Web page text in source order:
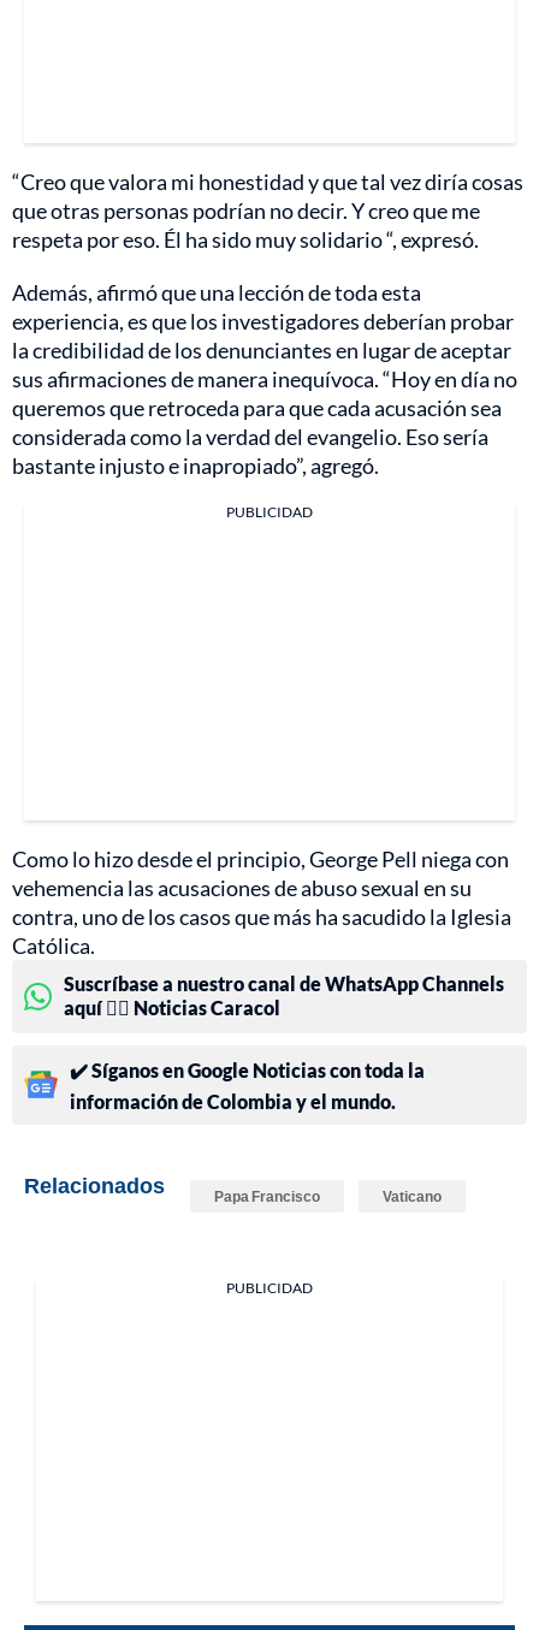
“Creo que valora mi honestidad y que tal vez diría cosas
que otras personas podrían no decir. Y creo que me
respeta por eso. Él ha sido muy solidario “, expresó.
Además, afirmó que una lección de toda esta
experiencia, es que los investigadores deberían probar
la credibilidad de los denunciantes en lugar de aceptar
sus afirmaciones de manera inequívoca. “Hoy en día no
queremos que retroceda para que cada acusación sea
considerada como la verdad del evangelio. Eso sería
bastante injusto e inapropiado”, agregó.
PUBLICIDAD
Como lo hizo desde el principio, George Pell niega con
vehemencia las acusaciones de abuso sexual en su
contra, uno de los casos que más ha sacudido la Iglesia
Católica.
Suscríbase a nuestro canal de WhatsApp Channels
aquí 👉🏻 Noticias Caracol
✔️ Síganos en Google Noticias con toda la
información de Colombia y el mundo.
Relacionados Papa Francisco Vaticano
PUBLICIDAD